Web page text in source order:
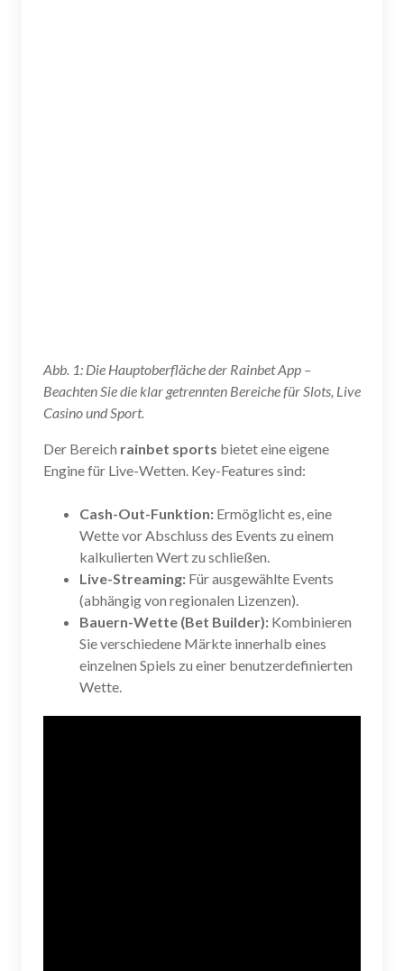
Abb. 1: Die Hauptoberfläche der Rainbet App –
Beachten Sie die klar getrennten Bereiche für Slots, Live
Casino und Sport.
Der Bereich rainbet sports bietet eine eigene
Engine für Live-Wetten. Key-Features sind:
Cash-Out-Funktion: Ermöglicht es, eine
Wette vor Abschluss des Events zu einem
kalkulierten Wert zu schließen.
Live-Streaming: Für ausgewählte Events
(abhängig von regionalen Lizenzen).
Bauern-Wette (Bet Builder): Kombinieren
Sie verschiedene Märkte innerhalb eines
einzelnen Spiels zu einer benutzerdefinierten
Wette.